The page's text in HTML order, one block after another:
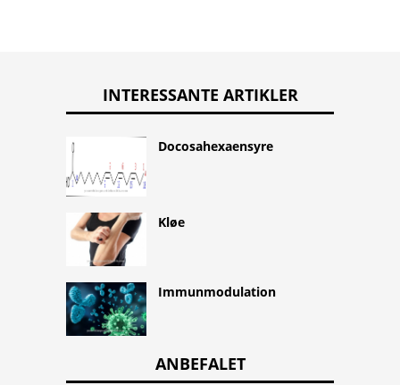
INTERESSANTE ARTIKLER
Docosahexaensyre
Kløe
Immunmodulation
ANBEFALET